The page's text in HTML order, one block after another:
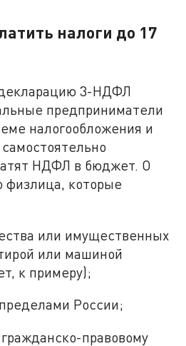
налоги до 17
3-НДФЛ
предприниматели
налогообложения и
НДФЛ в бюджет. О
физлица, которые
или имущественных
или машиной
к примеру);
России;
правовому